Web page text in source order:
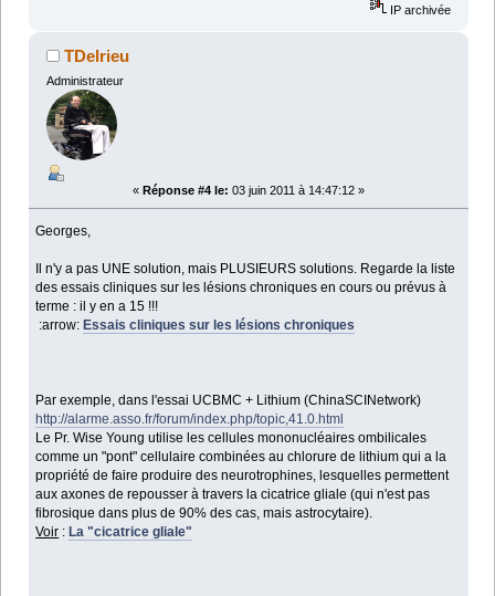
IP archivée
TDelrieu
Administrateur
« Réponse #4 le: 03 juin 2011 à 14:47:12 »
Georges,
Il n'y a pas UNE solution, mais PLUSIEURS solutions. Regarde la liste
des essais cliniques sur les lésions chroniques en cours ou prévus à
terme : il y en a 15 !!!
:arrow: Essais cliniques sur les lésions chroniques
Par exemple, dans l'essai UCBMC + Lithium (ChinaSCINetwork)
http://alarme.asso.fr/forum/index.php/topic,41.0.html
Le Pr. Wise Young utilise les cellules mononucléaires ombilicales
comme un "pont" cellulaire combinées au chlorure de lithium qui a la
propriété de faire produire des neurotrophines, lesquelles permettent
aux axones de repousser à travers la cicatrice gliale (qui n'est pas
fibrosique dans plus de 90% des cas, mais astrocytaire).
Voir : La "cicatrice gliale"